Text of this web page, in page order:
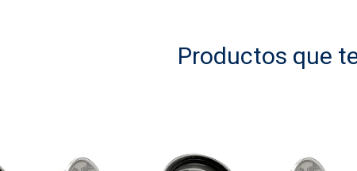
Productos que